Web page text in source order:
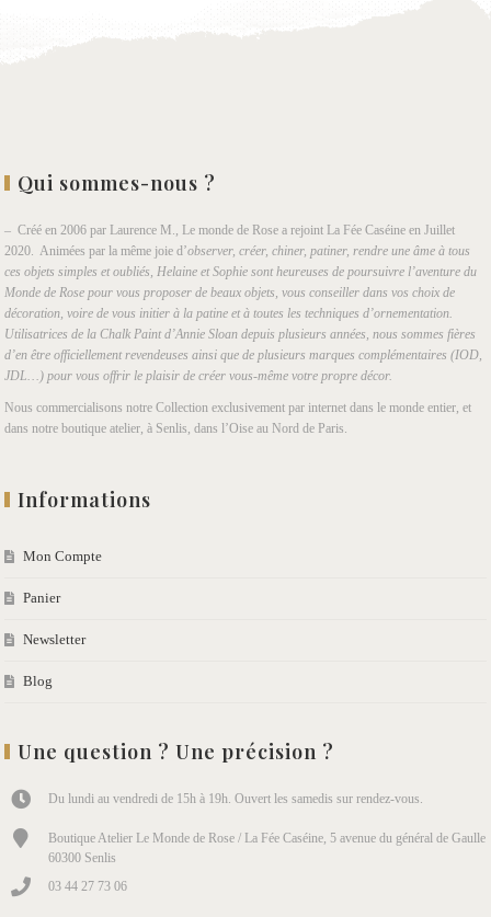
Qui sommes-nous ?
– Créé en 2006 par Laurence M., Le monde de Rose a rejoint La Fée Caséine en Juillet
2020. Animées par la même joie d’observer, créer, chiner, patiner, rendre une âme à tous
ces objets simples et oubliés, Helaine et Sophie sont heureuses de poursuivre l’aventure du
Monde de Rose pour vous proposer de beaux objets, vous conseiller dans vos choix de
décoration, voire de vous initier à la patine et à toutes les techniques d’ornementation.
Utilisatrices de la Chalk Paint d’Annie Sloan depuis plusieurs années, nous sommes fières
d’en être officiellement revendeuses ainsi que de plusieurs marques complémentaires (IOD,
JDL…) pour vous offrir le plaisir de créer vous-même votre propre décor.
Nous commercialisons notre Collection exclusivement par internet dans le monde entier, et
dans notre boutique atelier, à Senlis, dans l’Oise au Nord de Paris.
Informations
Mon Compte
Panier
Newsletter
Blog
Une question ? Une précision ?
Du lundi au vendredi de 15h à 19h. Ouvert les samedis sur rendez-vous.
Boutique Atelier Le Monde de Rose / La Fée Caséine, 5 avenue du général de Gaulle
60300 Senlis
03 44 27 73 06